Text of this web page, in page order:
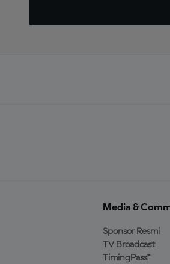
Media &
Sponsor Resmi
TV Broadcast
TimingPass™